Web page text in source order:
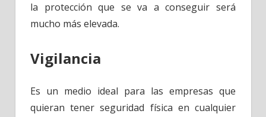
la protección que se va a conseguir será
mucho más elevada.
Vigilancia
Es un medio ideal para las empresas que
quieran tener seguridad física en cualquier